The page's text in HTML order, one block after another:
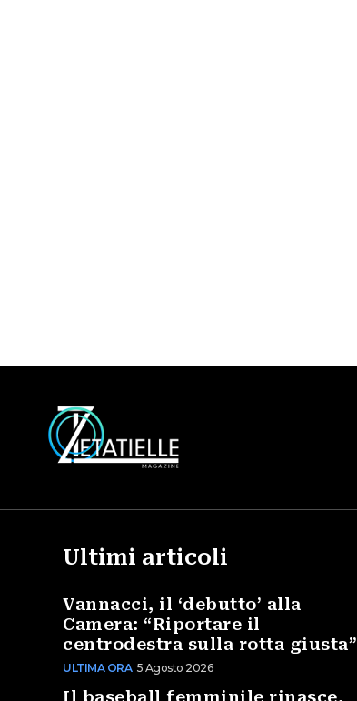
Ultimi articoli
Vannacci, il ‘debutto’ alla
Camera: “Riportare il
centrodestra sulla rotta giusta”
ULTIMA ORA 5 Agosto 2026
Il baseball femminile rinasce,